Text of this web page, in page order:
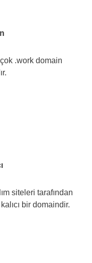
.work domain
siteleri tarafından
bir domaindir.